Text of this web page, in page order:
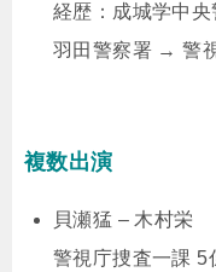
経歴：成城学中
羽田警察署 → 警
複数出演
貝瀬猛 – 木村栄
警視庁捜査一課 5